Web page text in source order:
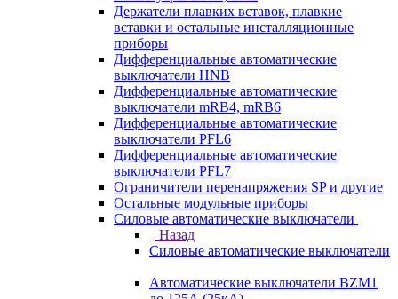
Держатели плавких вставок, плавкие
вставки и остальные инсталляционные
приборы
Дифференциальные автоматические
выключатели HNB
Дифференциальные автоматические
выключатели mRB4, mRB6
Дифференциальные автоматические
выключатели PFL6
Дифференциальные автоматические
выключатели PFL7
Ограничители перенапряжения SP и другие
Остальные модульные приборы
Силовые автоматические выключатели
Назад
Силовые автоматические выключатели
Автоматические выключатели BZM1